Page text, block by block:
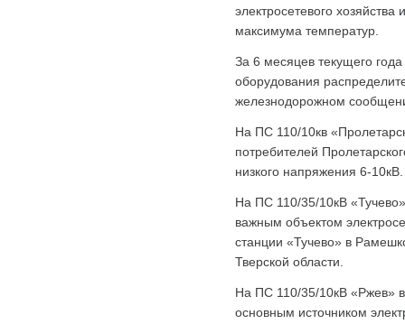
электросетевого
максимума температур.
За 6 месяцев текущего
оборудования
железнодорожном
На ПС 110/10кв
потребителей
низкого напряжения 6-
На ПС 110/35/10кВ
важным объектом
станции «Тучево» в
Тверской области.
На ПС 110/35/10кВ «Ржев»
основным источником